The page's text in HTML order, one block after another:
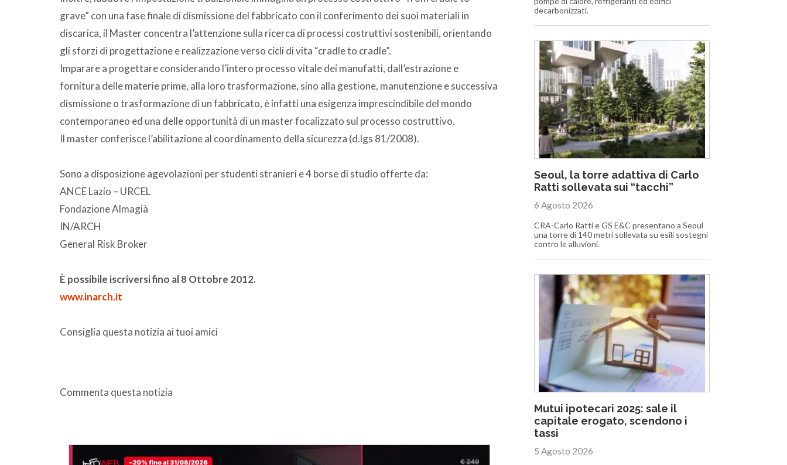
grave” con una fase finale di dismissione del fabbricato con il conferimento dei suoi materiali in
discarica, il Master concentra l’attenzione sulla ricerca di processi costruttivi sostenibili, orientando
gli sforzi di progettazione e realizzazione verso cicli di vita “cradle to cradle”.
Imparare a progettare considerando l’intero processo vitale dei manufatti, dall’estrazione e
fornitura delle materie prime, alla loro trasformazione, sino alla gestione, manutenzione e successiva
dismissione o trasformazione di un fabbricato, è infatti una esigenza imprescindibile del mondo
contemporaneo ed una delle opportunità di un master focalizzato sul processo costruttivo.
Il master conferisce l’abilitazione al coordinamento della sicurezza (d.lgs 81/2008).
Sono a disposizione agevolazioni per studenti stranieri e 4 borse di studio offerte da:
ANCE Lazio – URCEL
Fondazione Almagià
IN/ARCH
General Risk Broker
È possibile iscriversi fino al 8 Ottobre 2012.
www.inarch.it
Consiglia questa notizia ai tuoi amici
Commenta questa notizia
decarbonizzati.
Seoul, la torre adattiva di Carlo
Ratti sollevata sui “tacchi”
6 Agosto 2026
CRA-Carlo Ratti e GS E&C presentano a Seoul
una torre di 140 metri sollevata su esili sostegni
contro le alluvioni.
Mutui ipotecari 2025: sale il
capitale erogato, scendono i
tassi
5 Agosto 2026